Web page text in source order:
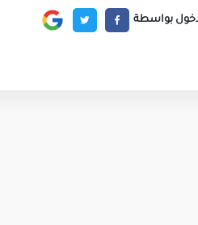
بواسطة